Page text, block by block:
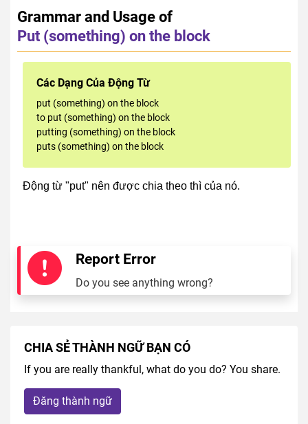
Grammar and Usage of
Put (something) on the block
Các Dạng Của Động Từ
put (something) on the block
to put (something) on the block
putting (something) on the block
puts (something) on the block
Động từ "put" nên được chia theo thì của nó.
Report Error
Do you see anything wrong?
CHIA SẺ THÀNH NGỮ BẠN CÓ
If you are really thankful, what do you do? You share.
Đăng thành ngữ